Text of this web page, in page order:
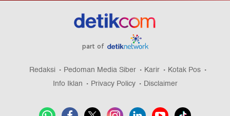
part of
Redaksi Pedoman Media Siber Karir
Kotak Pos
Info Iklan
Privacy Policy Disclaimer